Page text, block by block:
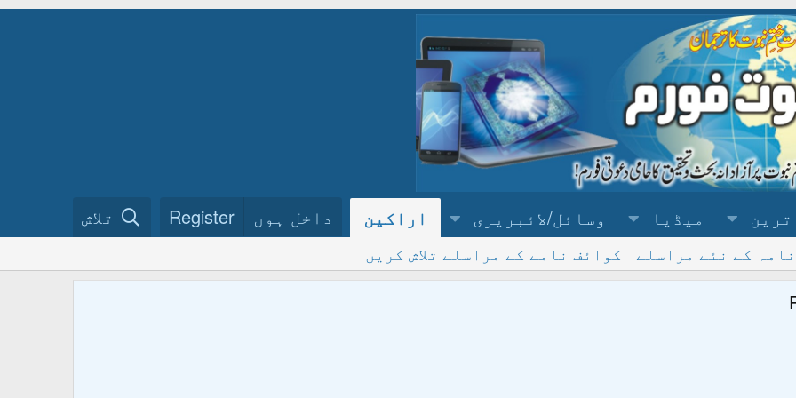
میڈیا وسائل/لائبریری اراکین داخل ہوں Register تلاش
کے نئے مراسلے کوائف نامے کے مراسلے تلاش کریں